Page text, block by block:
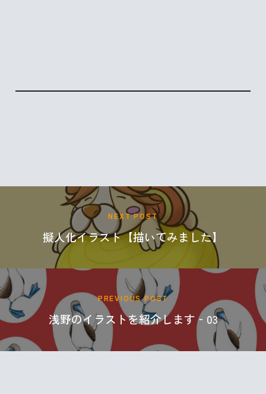
NEXT POST
擬人化イラスト【描いてみました】
PREVIOUS POST
浅野のイラストを紹介します‐03